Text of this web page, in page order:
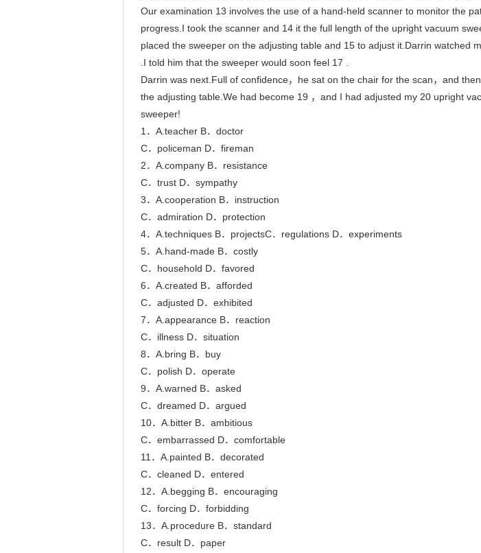
Our examination 13 involves the use of a hand-held scanner to monitor the
progress.I took the scanner and 14 it the full length of the upright vacuum
placed the sweeper on the adjusting table and 15 to adjust it.Darrin watched
.I told him that the sweeper would soon feel 17 .
Darrin was next.Full of confidence，he sat on the chair for the scan，and
the adjusting table.We had become 19 ，and I had adjusted my 20 upright
sweeper!
1．A.teacher B．doctor
C．policeman D．fireman
2．A.company B．resistance
C．trust D．sympathy
3．A.cooperation B．instruction
C．admiration D．protection
4．A.techniques B．projectsC．regulations D．experiments
5．A.hand-made B．costly
C．household D．favored
6．A.created B．afforded
C．adjusted D．exhibited
7．A.appearance B．reaction
C．illness D．situation
8．A.bring B．buy
C．polish D．operate
9．A.warned B．asked
C．dreamed D．argued
10．A.bitter B．ambitious
C．embarrassed D．comfortable
11．A.painted B．decorated
C．cleaned D．entered
12．A.begging B．encouraging
C．forcing D．forbidding
13．A.procedure B．standard
C．result D．paper